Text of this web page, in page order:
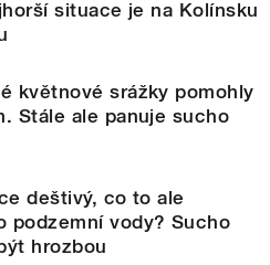
situace je na Kolínsku
květnové srážky pomohly
Stále ale panuje sucho
deštivý, co to ale
podzemní vody? Sucho
hrozbou